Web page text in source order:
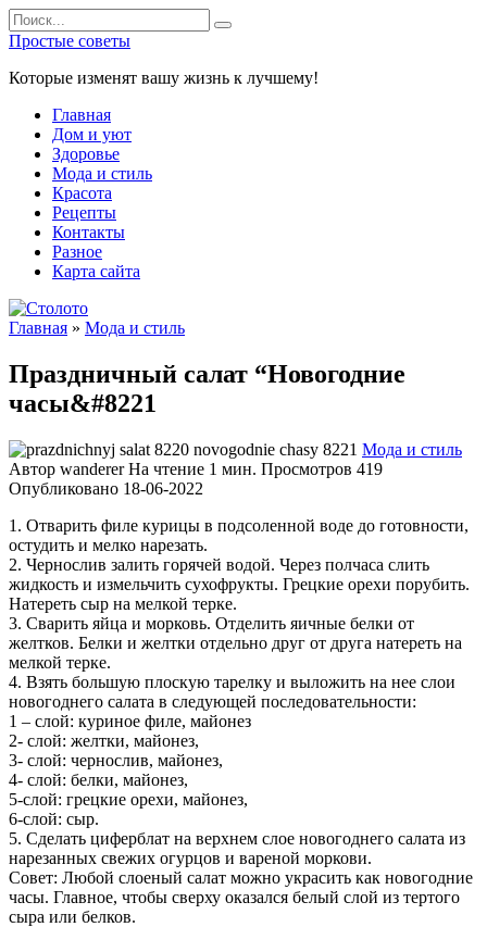
Перейти
к
содержанию
Search
for:
Простые советы
Которые изменят вашу жизнь к лучшему!
Главная
Дом и уют
Здоровье
Мода и стиль
Красота
Рецепты
Контакты
Разное
Карта сайта
Главная » Мода и стиль
Праздничный салат “Новогодние
часы&#8221
Мода и стиль
Автор wanderer На чтение 1 мин. Просмотров 419
Опубликовано 18-06-2022
1. Отварить филе курицы в подсоленной воде до готовности,
остудить и мелко нарезать.
2. Чернослив залить горячей водой. Через полчаса слить
жидкость и измельчить сухофрукты. Грецкие орехи порубить.
Натереть сыр на мелкой терке.
3. Сварить яйца и морковь. Отделить яичные белки от
желтков. Белки и желтки отдельно друг от друга натереть на
мелкой терке.
4. Взять большую плоскую тарелку и выложить на нее слои
новогоднего салата в следующей последовательности:
1 – слой: куриное филе, майонез
2- слой: желтки, майонез,
3- слой: чернослив, майонез,
4- слой: белки, майонез,
5-слой: грецкие орехи, майонез,
6-слой: сыр.
5. Сделать циферблат на верхнем слое новогоднего салата из
нарезанных свежих огурцов и вареной моркови.
Совет: Любой слоеный салат можно украсить как новогодние
часы. Главное, чтобы сверху оказался белый слой из тертого
сыра или белков.